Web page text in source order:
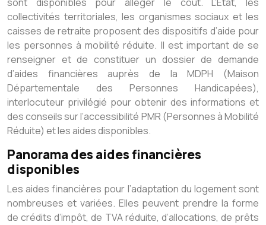
collectivités territoriales, les organismes sociaux et les
caisses de retraite proposent des dispositifs d’aide pour
les personnes à mobilité réduite. Il est important de se
renseigner et de constituer un dossier de demande
d’aides financières auprès de la MDPH (Maison
Départementale des Personnes Handicapées),
interlocuteur privilégié pour obtenir des informations et
des conseils sur l’accessibilité PMR (Personnes à Mobilité
Réduite) et les aides disponibles.
Panorama des aides financières
disponibles
Les aides financières pour l’adaptation du logement sont
nombreuses et variées. Elles peuvent prendre la forme
de crédits d’impôt, de TVA réduite, d’allocations, de prêts